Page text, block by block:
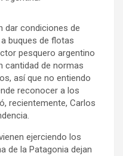
dar condiciones de
buques de flotas
pesquero argentino
cantidad de normas
así que no entiendo
reconocer a los
recientemente, Carlos
ejerciendo los
de la Patagonia dejan